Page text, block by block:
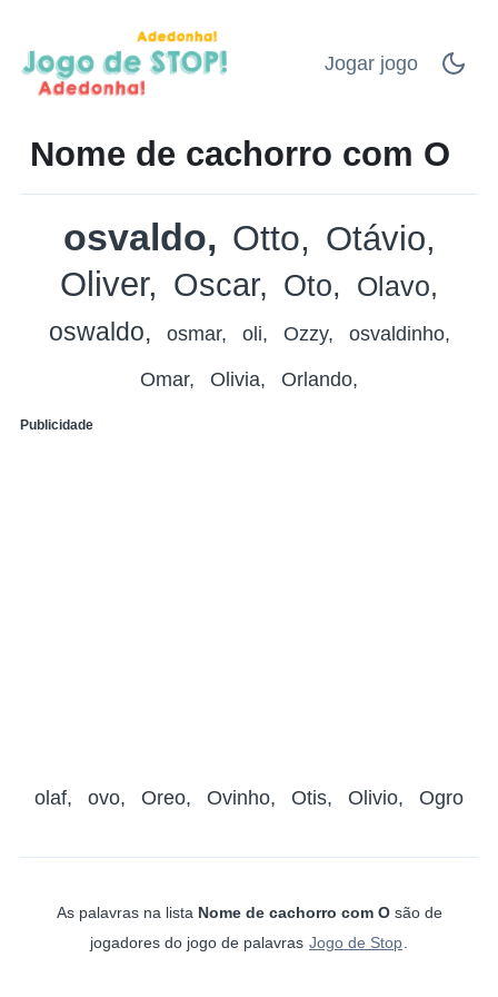
Jogar jogo
Nome de cachorro com O
osvaldo Otto
Otávio
Oliver
Oscar Oto Olavo
oswaldo osmar oli Ozzy osvaldinho
Omar Olivia Orlando
Publicidade
olaf ovo Oreo Ovinho Otis Olivio Ogro
As palavras na lista Nome de cachorro com Osão de
jogadores do jogo de palavras Jogo de Stop